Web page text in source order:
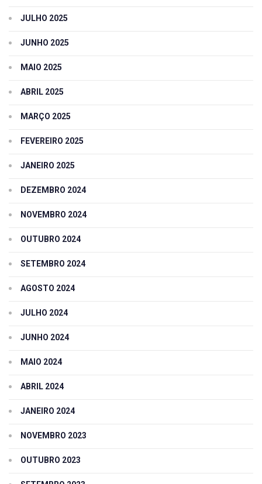
JULHO 2025
JUNHO 2025
MAIO 2025
ABRIL 2025
MARÇO 2025
FEVEREIRO 2025
JANEIRO 2025
DEZEMBRO 2024
NOVEMBRO 2024
OUTUBRO 2024
SETEMBRO 2024
AGOSTO 2024
JULHO 2024
JUNHO 2024
MAIO 2024
ABRIL 2024
JANEIRO 2024
NOVEMBRO 2023
OUTUBRO 2023